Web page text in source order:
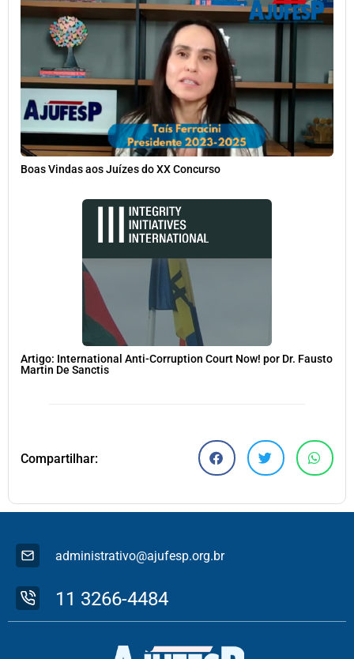
Boas Vindas aos Juízes do XX Concurso
Artigo: International Anti-Corruption Court Now! por Dr. Fausto
Martin De Sanctis
Compartilhar:
administrativo@ajufesp.org.br
11 3266-4484